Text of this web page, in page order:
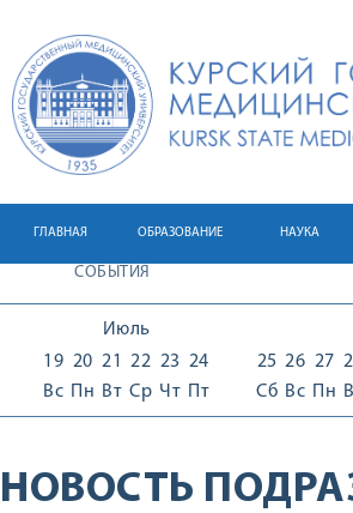
ГЛАВНАЯ ОБРАЗОВАНИЕ НАУКА
СОБЫТИЯ
Июль
19
Вс
20
Пн
21
Вт
22
Ср
23
Чт
24
Пт
25
Сб
26
Вс
27
Пн
НОВОСТЬ